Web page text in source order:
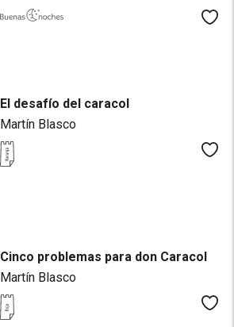
El desafío del caracol
Martín Blasco
Cinco problemas para don Caracol
Martín Blasco